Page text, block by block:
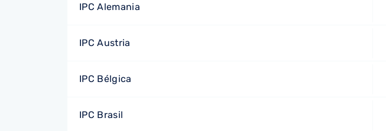
IPC Alemania
IPC Austria
IPC Bélgica
IPC Brasil